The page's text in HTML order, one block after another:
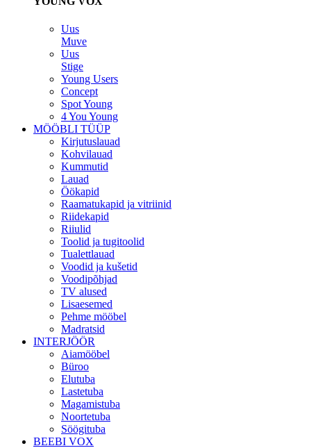
Uus
Muve
Uus
Stige
Young Users
Concept
Spot Young
4 You Young
MÖÖBLI TÜÜP
Kirjutuslauad
Kohvilauad
Kummutid
Lauad
Öökapid
Raamatukapid ja vitriinid
Riidekapid
Riiulid
Toolid ja tugitoolid
Tualettlauad
Voodid ja kušetid
Voodipõhjad
TV alused
Lisaesemed
Pehme mööbel
Madratsid
INTERJÖÖR
Aiamööbel
Büroo
Elutuba
Lastetuba
Magamistuba
Noortetuba
Söögituba
BEEBI VOX